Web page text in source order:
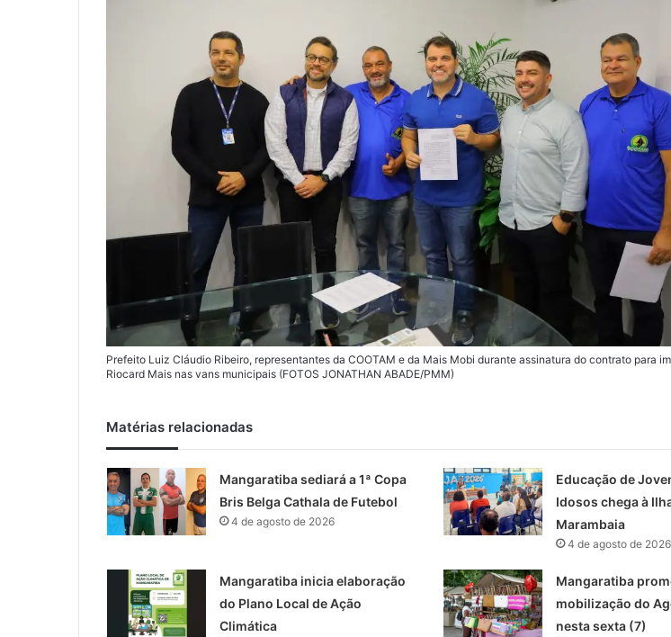
Prefeito Luiz Cláudio Ribeiro, representantes da COOTAM e da Mais Mobi durante assinatura do contrato para
Riocard Mais nas vans municipais (FOTOS JONATHAN ABADE/PMM)
Matérias relacionadas
Mangaratiba sediará a 1ª Copa
Bris Belga Cathala de Futebol
4 de agosto de 2026
Educação de
Idosos chega à
Marambaia
4 de agosto de 2026
Mangaratiba inicia elaboração
do Plano Local de Ação
Climática
Mangaratiba
mobilização do
nesta sexta (7)